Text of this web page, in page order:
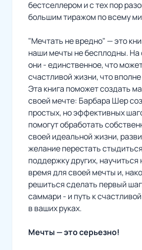
бестселлером и с тех пор
большим тиражом по всему
"Мечтать не вредно" — это
наши мечты не бесплодны.
они - единственное, что
счастливой жизни, что
Эта книга поможет создать
своей мечте: Барбара Шер
простых, но эффективных
помогут обработать
своей идеальной жизни,
желание перестать
поддержку других, научиться
время для своей мечты и,
решиться сделать первый
саммари - и путь к
в ваших руках.
Мечты — это серьезно!